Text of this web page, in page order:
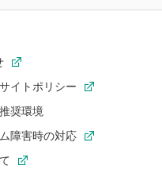
サイトポリシー
推奨環境
障害時の対応